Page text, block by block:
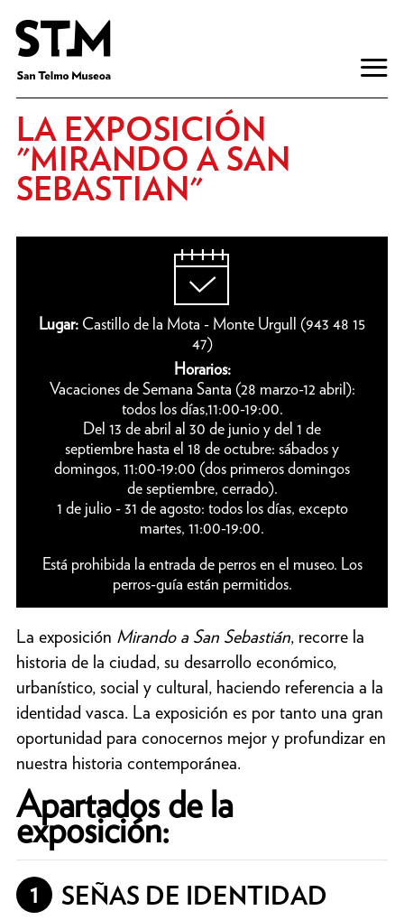
LA EXPOSICIÓN
"MIRANDO A SAN
SEBASTIAN"
Lugar: Castillo de la Mota - Monte Urgull (943 48 15
47)
Horarios:
Vacaciones de Semana Santa (28 marzo-12 abril):
todos los días,11:00-19:00.
Del 13 de abril al 30 de junio y del 1 de
septiembre hasta el 18 de octubre: sábados y
domingos, 11:00-19:00 (dos primeros domingos
de septiembre, cerrado).
1 de julio - 31 de agosto: todos los días, excepto
martes, 11:00-19:00.
Está prohibida la entrada de perros en el museo. Los
perros-guía están permitidos.
La exposición Mirando a San Sebastián, recorre la
historia de la ciudad, su desarrollo económico,
urbanístico, social y cultural, haciendo referencia a la
identidad vasca. La exposición es por tanto una gran
oportunidad para conocernos mejor y profundizar en
nuestra historia contemporánea.
Apartados de la
exposición:
1 SEÑAS DE IDENTIDAD